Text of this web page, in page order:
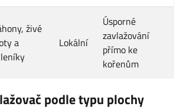
živé
a
Lokální
Úsporné
zavlažování
přímo ke
kořenům
podle typu plochy